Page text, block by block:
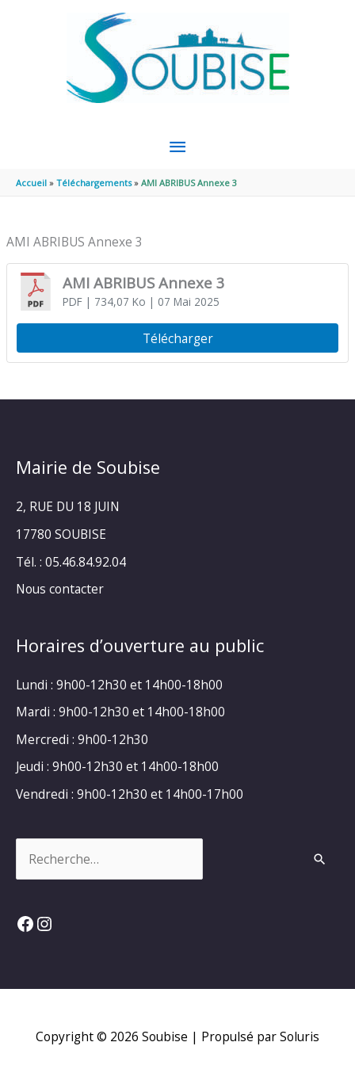
MENU
PRINCIPAL
Accueil Téléchargements AMI ABRIBUS Annexe 3
AMI ABRIBUS Annexe 3
AMI ABRIBUS Annexe 3
PDF| 734,07 Ko | 07 Mai 2025
Télécharger
Mairie de Soubise
2, RUE DU 18 JUIN
17780 SOUBISE
Tél. : 05.46.84.92.04
Nous contacter
Horaires d’ouverture au public
Lundi : 9h00-12h30 et 14h00-18h00
Mardi : 9h00-12h30 et 14h00-18h00
Mercredi : 9h00-12h30
Jeudi : 9h00-12h30 et 14h00-18h00
Vendredi : 9h00-12h30 et 14h00-17h00
Facebook
Instagram
Copyright © 2026 Soubise | Propulsé par Soluris